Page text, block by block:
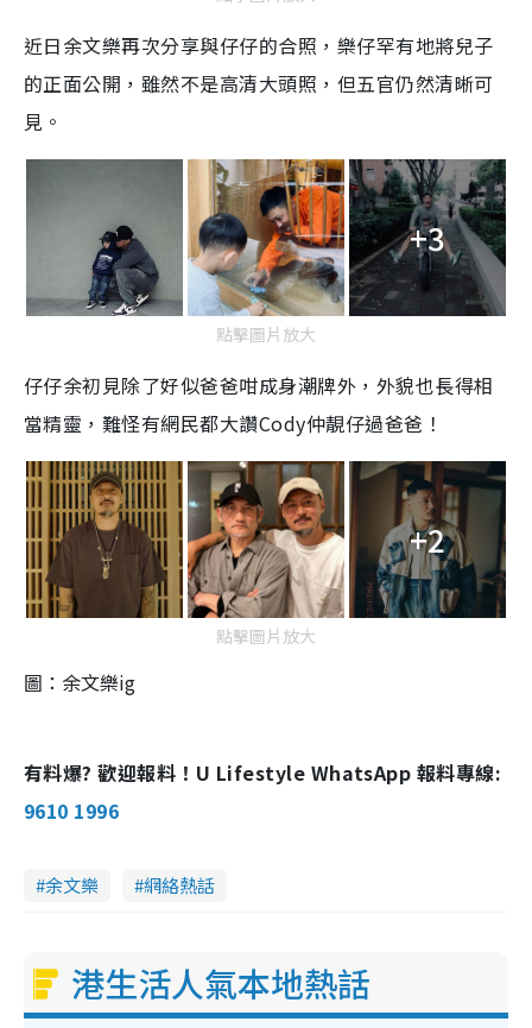
近日余文樂再次分享與仔仔的合照，樂仔罕有地將兒子
的正面公開，雖然不是高清大頭照，但五官仍然清晰可
見。
+3
點擊圖片放大
仔仔余初見除了好似爸爸咁成身潮牌外，外貌也長得相
當精靈，難怪有網民都大讚Cody仲靚仔過爸爸！
+2
點擊圖片放大
圖：余文樂ig
有料爆? 歡迎報料！U Lifestyle WhatsApp 報料專線:
9610 1996
余文樂 網絡熱話
港生活人氣本地熱話